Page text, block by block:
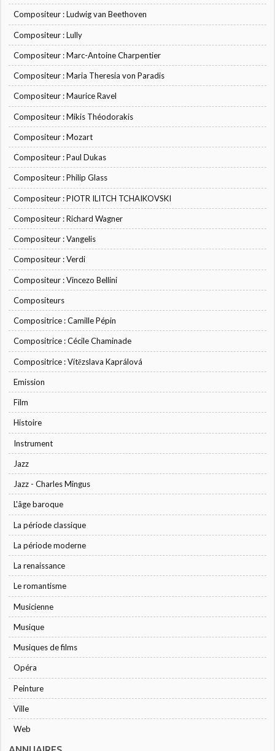
Compositeur : Ludwig van Beethoven
Compositeur : Lully
Compositeur : Marc-Antoine Charpentier
Compositeur : Maria Theresia von Paradis
Compositeur : Maurice Ravel
Compositeur : Mikis Théodorakis
Compositeur : Mozart
Compositeur : Paul Dukas
Compositeur : Philip Glass
Compositeur : PIOTR ILITCH TCHAIKOVSKI
Compositeur : Richard Wagner
Compositeur : Vangelis
Compositeur : Verdi
Compositeur : Vincezo Bellini
Compositeurs
Compositrice : Camille Pépin
Compositrice : Cécile Chaminade
Compositrice : Vítězslava Kaprálová
Emission
Film
Histoire
Instrument
Jazz
Jazz - Charles Mingus
L'âge baroque
La période classique
La période moderne
La renaissance
Le romantisme
Musicienne
Musique
Musiques de films
Opéra
Peinture
Ville
Web